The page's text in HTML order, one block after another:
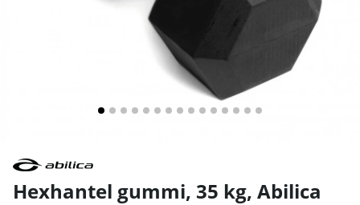
Hexhantel gummi, 35 kg, Abilica